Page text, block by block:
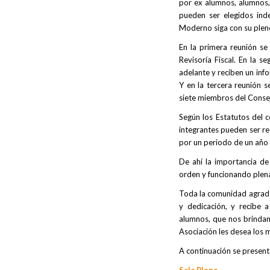
por ex alumnos,
pueden ser elegidos
Moderno siga con su
En la primera reunión
Revisoría Fiscal. En la
adelante y reciben un
Y en la tercera reunión
siete miembros del
Según los Estatutos del
integrantes pueden ser
por un periodo de un año
De ahí la importancia
orden y funcionando
Toda la comunidad
y dedicación, y recibe
alumnos, que nos
Asociación les desea los
A continuación se